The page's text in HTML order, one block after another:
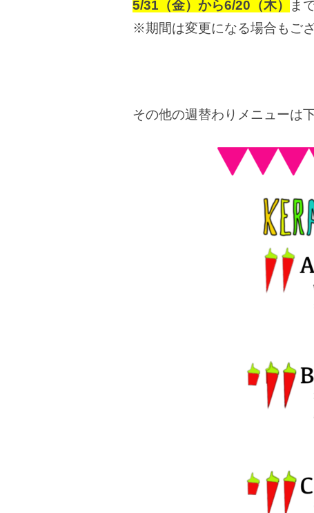
5/31（金）から6/20（木）
ま
※期間は変更になる場合もご
その他の週替わりメニューは